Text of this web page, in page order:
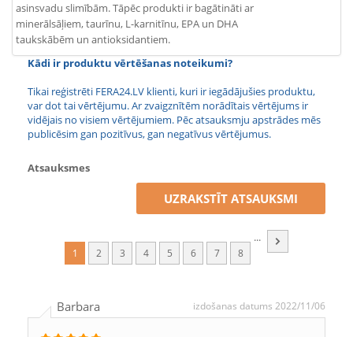
asinsvadu slimībām. Tāpēc produkti ir bagātināti ar
minerālsāļiem, taurīnu, L-karnitīnu, EPA un DHA
taukskābēm un antioksidantiem.
Kādi ir produktu vērtēšanas noteikumi?
Tikai reģistrēti FERA24.LV klienti, kuri ir iegādājušies produktu,
var dot tai vērtējumu. Ar zvaigznītēm norādītais vērtējums ir
vidējais no visiem vērtējumiem. Pēc atsauksmju apstrādes mēs
publicēsim gan pozitīvus, gan negatīvus vērtējumus.
Atsauksmes
UZRAKSTĪT ATSAUKSMI
1 2 3 4 5 6 7 8
...
Barbara izdošanas datums 2022/11/06